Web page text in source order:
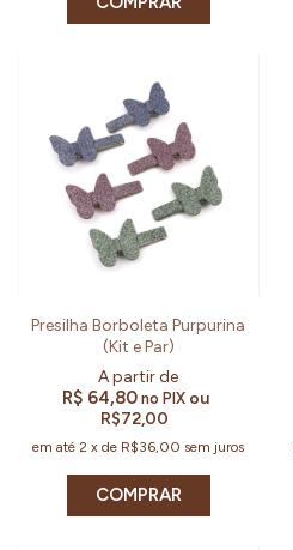
Presilha Borboleta Purpurina
(Kit e Par)
R$ 64,80 no PIX ou
R$72,00
em até2 xde R$36,00 sem juros
COMPRAR